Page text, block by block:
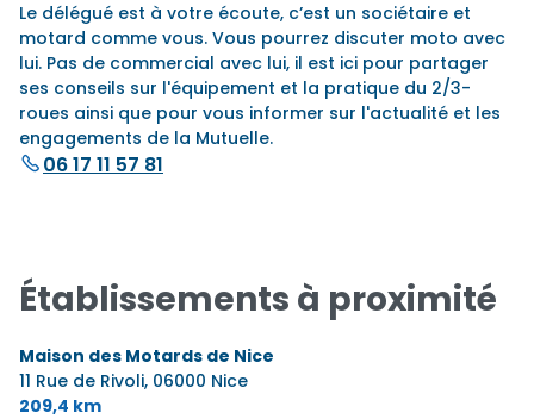
Le délégué est à votre écoute, c’est un sociétaire et
motard comme vous. Vous pourrez discuter moto avec
lui. Pas de commercial avec lui, il est ici pour partager
ses conseils sur l'équipement et la pratique du 2/3-
roues ainsi que pour vous informer sur l'actualité et les
engagements de la Mutuelle.
06 17 11 57 81
Établissements à proximité
Maison des Motards de Nice
11 Rue de Rivoli, 06000 Nice
209,4 km